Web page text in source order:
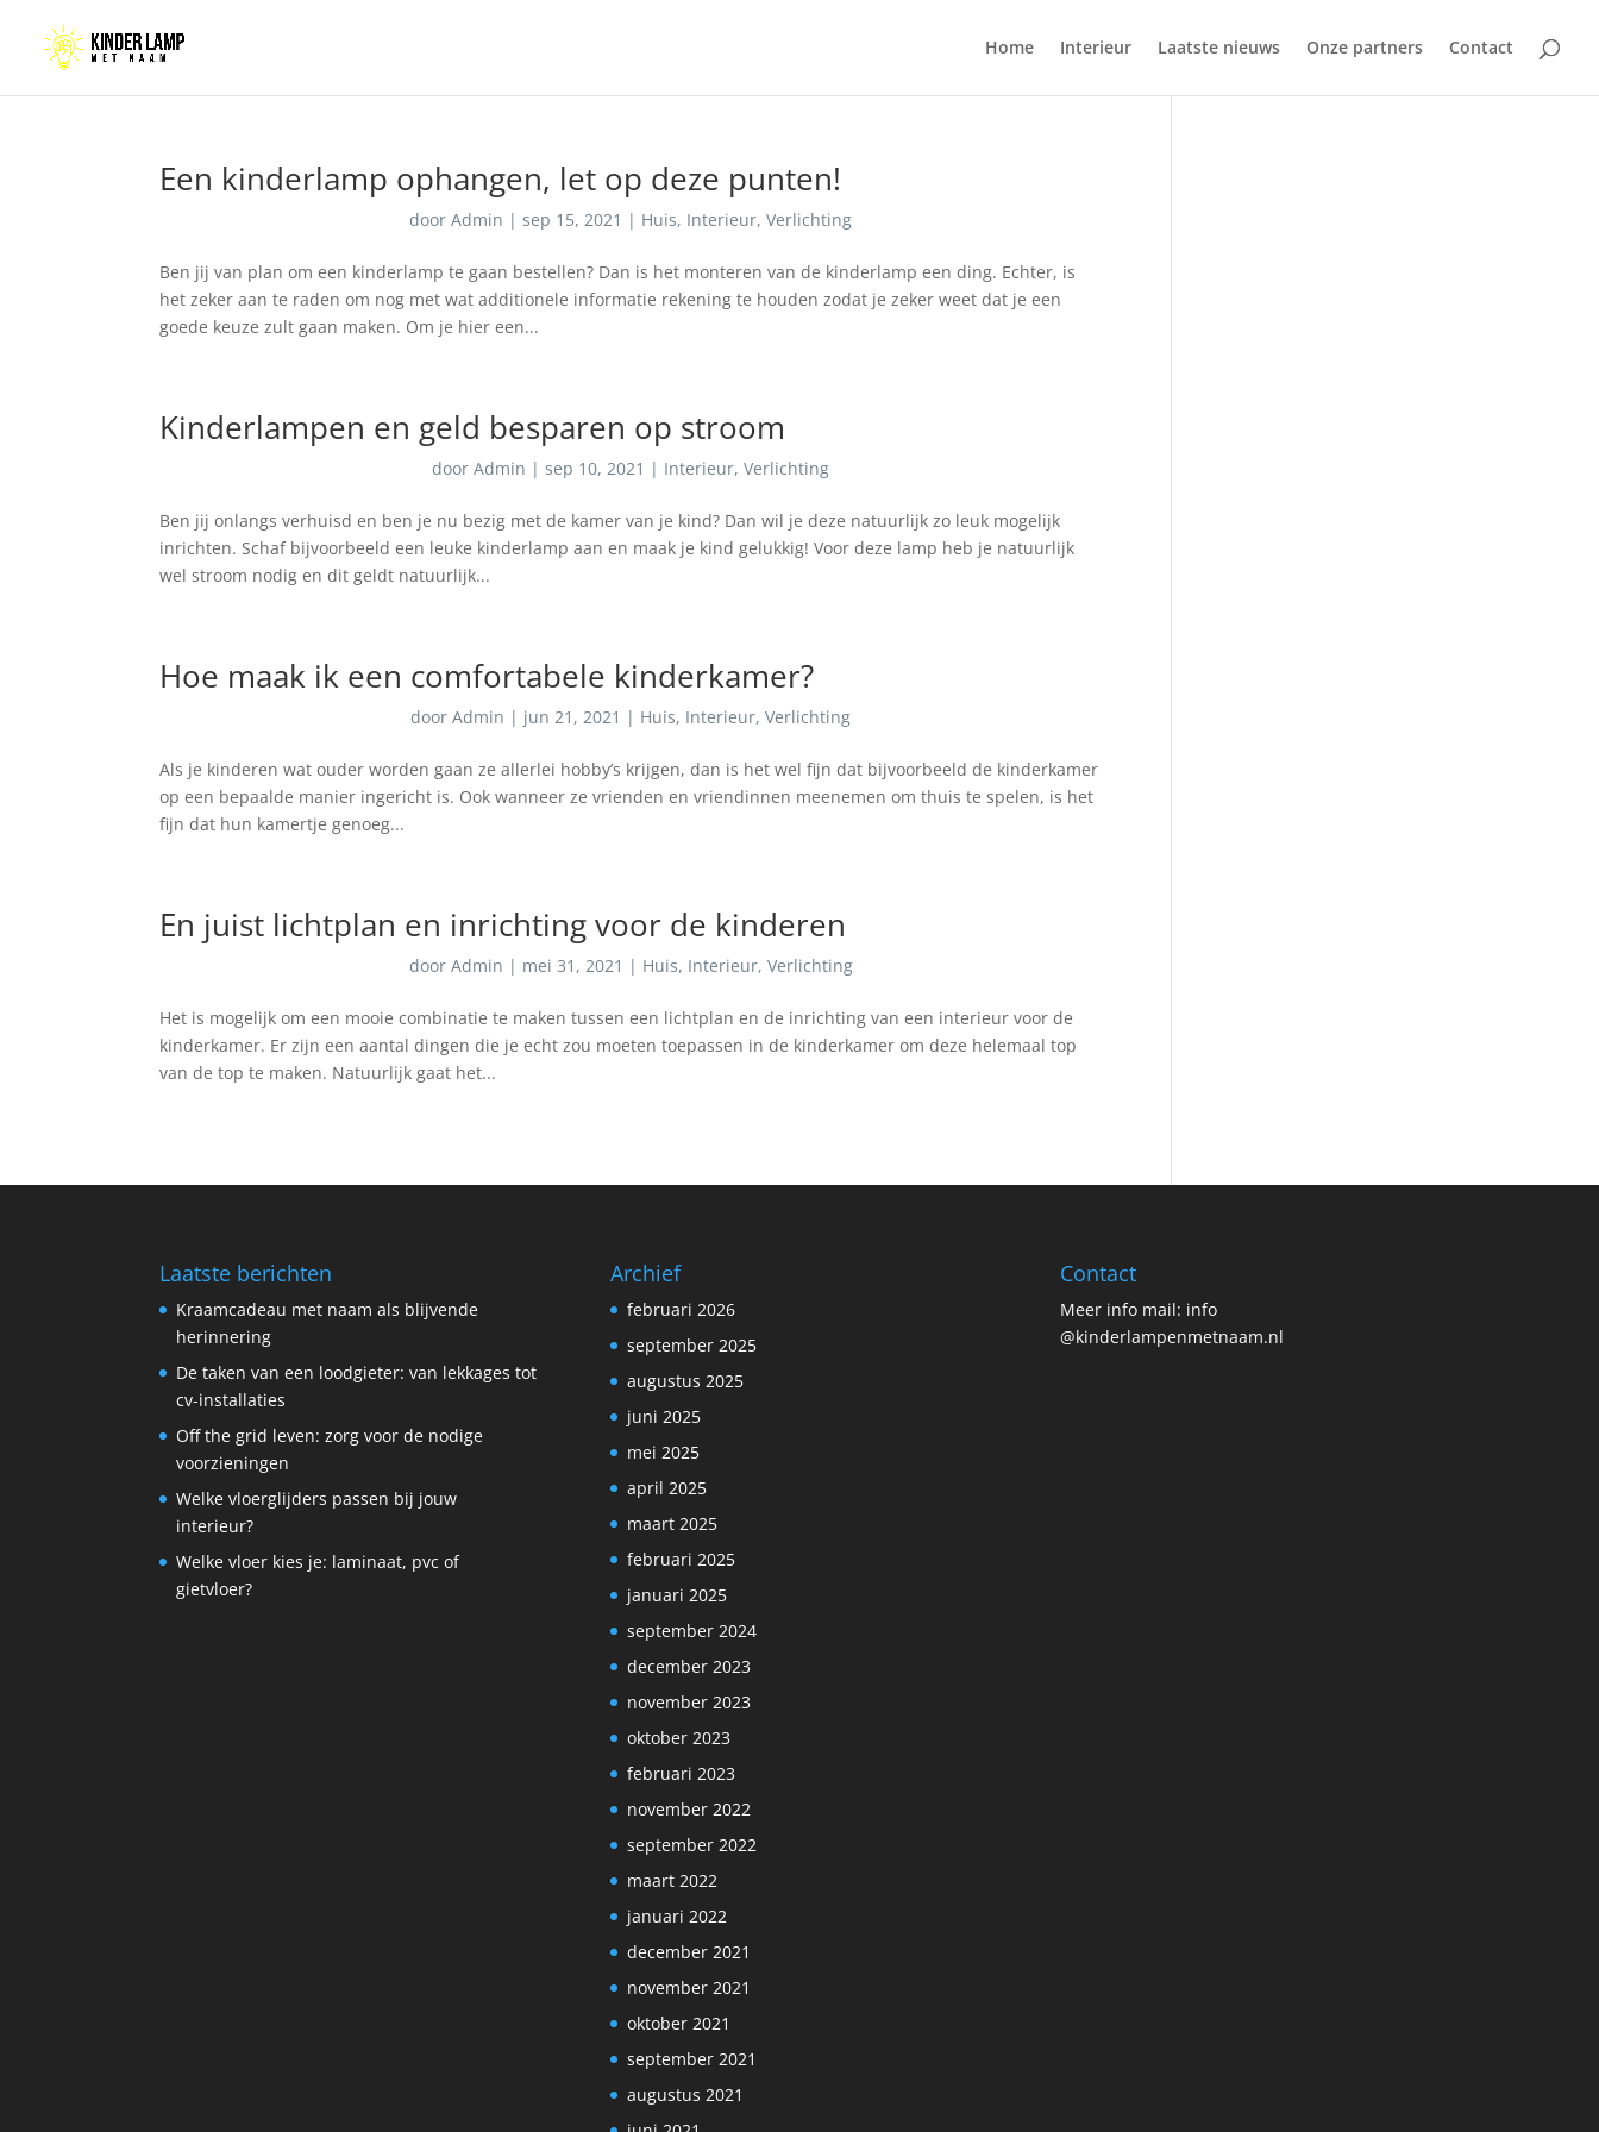
Home Interieur Laatste nieuws Onze partners Contact
Een kinderlamp ophangen, let op deze punten!
doorAdmin |sep 15, 2021 | Huis, Interieur,Verlichting
Ben jij van plan om een kinderlamp te gaan bestellen? Dan is het monteren van de kinderlamp een ding. Echter, is
het zeker aan te raden om nog met wat additionele informatie rekening te houden zodat je zeker weet dat je een
goede keuze zult gaan maken. Om je hier een...
Kinderlampen en geld besparen op stroom
doorAdmin |sep 10, 2021 | Interieur,Verlichting
Ben jij onlangs verhuisd en ben je nu bezig met de kamer van je kind? Dan wil je deze natuurlijk zo leuk mogelijk
inrichten. Schaf bijvoorbeeld een leuke kinderlamp aan en maak je kind gelukkig! Voor deze lamp heb je natuurlijk
wel stroom nodig en dit geldt natuurlijk...
Hoe maak ik een comfortabele kinderkamer?
doorAdmin | jun 21, 2021 | Huis, Interieur,Verlichting
Als je kinderen wat ouder worden gaan ze allerlei hobby’s krijgen, dan is het wel fijn dat bijvoorbeeld de kinderkamer
op een bepaalde manier ingericht is. Ook wanneer ze vrienden en vriendinnen meenemen om thuis te spelen, is het
fijn dat hun kamertje genoeg...
En juist lichtplan en inrichting voor de kinderen
door Admin | mei 31, 2021 | Huis, Interieur, Verlichting
Het is mogelijk om een mooie combinatie te maken tussen een lichtplan en de inrichting van een interieur voor de
kinderkamer. Er zijn een aantal dingen die je echt zou moeten toepassen in de kinderkamer om deze helemaal top
van de top te maken. Natuurlijk gaat het...
Laatste berichten
Kraamcadeau met naam als blijvende
herinnering
De taken van een loodgieter: van lekkages tot
cv-installaties
Off the grid leven: zorg voor de nodige
voorzieningen
Welke vloerglijders passen bij jouw
interieur?
Welke vloer kies je: laminaat, pvc of
gietvloer?
Archief
februari 2026
september 2025
augustus 2025
juni 2025
mei 2025
april 2025
maart 2025
februari 2025
januari 2025
september 2024
december 2023
november 2023
oktober 2023
februari 2023
november 2022
september 2022
maart 2022
januari 2022
december 2021
november 2021
oktober 2021
september 2021
augustus 2021
Contact
Meer info mail: info
@kinderlampenmetnaam.nl